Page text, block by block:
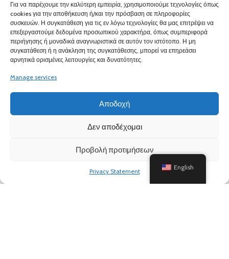
Για να παρέχουμε την καλύτερη εμπειρία, χρησιμοποιούμε τεχνολογίες όπως
cookies για την αποθήκευση ή/και την πρόσβαση σε πληροφορίες
συσκευών. Η συγκατάθεση για τις εν λόγω τεχνολογίες θα μας επιτρέψει να
επεξεργαστούμε δεδομένα προσωπικού χαρακτήρα, όπως συμπεριφορά
περιήγησης ή μοναδικά αναγνωριστικά σε αυτόν τον ιστότοπο. Η μη
συγκατάθεση ή η ανάκληση της συγκατάθεσης, μπορεί να επηρεάσει
αρνητικά ορισμένες λειτουργίες και δυνατότητες.
Manage services
Αποδοχή
Δεν αποδέχομαι
Προβολή προτιμήσεων
Privacy Statement
info@autodoor.gr
ΠΛΗΡΟΦΟΡΙΕΣ
English